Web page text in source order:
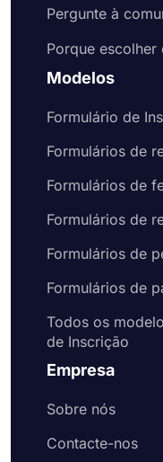
Pergunte à
Porque escolher
Modelos
Formulário de
Formulários de
Formulários de
Formulários de
Formulários de
Formulários de
Todos os
de Inscrição
Empresa
Sobre nós
Contacte-nos